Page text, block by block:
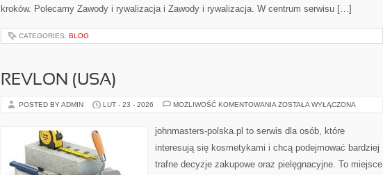
kroków. Polecamy Zawody i rywalizacja i Zawody i rywalizacja. W centrum serwisu […]
CATEGORIES: BLOG
REVLON (USA)
POSTED BY ADMIN LUT - 23 - 2026 MOŻLIWOŚĆ KOMENTOWANIA REVLON
ZOSTAŁA WYŁĄCZONA
johnmasters-polska.pl to serwis dla osób, które
interesują się kosmetykami i chcą podejmować bardziej
trafne decyzje zakupowe oraz pielęgnacyjne. To miejsce